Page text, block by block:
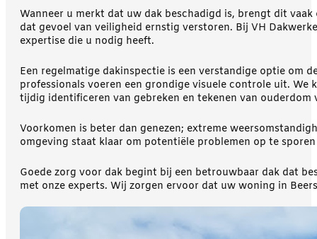
Wanneer u merkt dat uw dak beschadigd is, brengt dit
dat gevoel van veiligheid ernstig verstoren. Bij VH
expertise die u nodig heeft.
Een regelmatige dakinspectie is een verstandige optie om
professionals voeren een grondige visuele controle uit.
tijdig identificeren van gebreken en tekenen van
Voorkomen is beter dan genezen; extreme
omgeving staat klaar om potentiële problemen op te
Goede zorg voor dak begint bij een betrouwbaar dak dat
met onze experts. Wij zorgen ervoor dat uw woning in